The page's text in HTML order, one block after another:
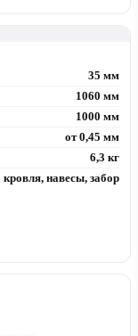
35 мм
1060 мм
1000 мм
от 0,45 мм
6,3 кг
кровля, навесы, забор